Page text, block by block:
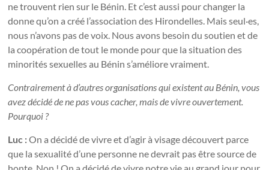
ne trouvent rien sur le Bénin. Et c’est aussi pour changer la
donne qu’on a créé l’association des Hirondelles. Mais seul·es,
nous n’avons pas de voix. Nous avons besoin du soutien et de
la coopération de tout le monde pour que la situation des
minorités sexuelles au Bénin s’améliore vraiment.
Contrairement à d’autres organisations qui existent au Bénin, vous
avez décidé de ne pas vous cacher, mais de vivre ouvertement.
Pourquoi ?
Luc :On a décidé de vivre et d’agir à visage découvert parce
que la sexualité d’une personne ne devrait pas être source de